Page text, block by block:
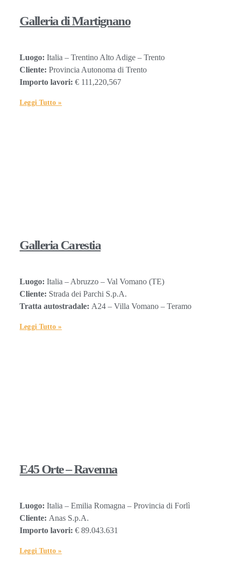
Galleria di Martignano
Luogo:Italia – Trentino Alto Adige – Trento
Cliente:Provincia Autonoma di Trento
Importo lavori:€ 111,220,567
Leggi Tutto »
Galleria Carestia
Luogo:Italia – Abruzzo – Val Vomano (TE)
Cliente: Strada dei Parchi S.p.A.
Tratta autostradale: A24 – Villa Vomano – Teramo
Leggi Tutto »
E45 Orte – Ravenna
Luogo:Italia – Emilia Romagna – Provincia di Forlì
Cliente: Anas S.p.A.
Importo lavori:€ 89.043.631
Leggi Tutto »